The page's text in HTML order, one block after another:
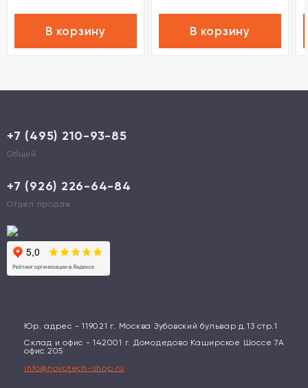
В корзину В корзину
+7 (495) 210-93-85
Общий
+7 (926) 226-64-84
Отдел продаж
Юр. адрес - 119021 г. Москва Зубовский бульвар д.13 стр.1
Склад и офис - 142001 г. Домодедово Каширское Шоссе 7А
офис 205
info@novotech-shop.ru